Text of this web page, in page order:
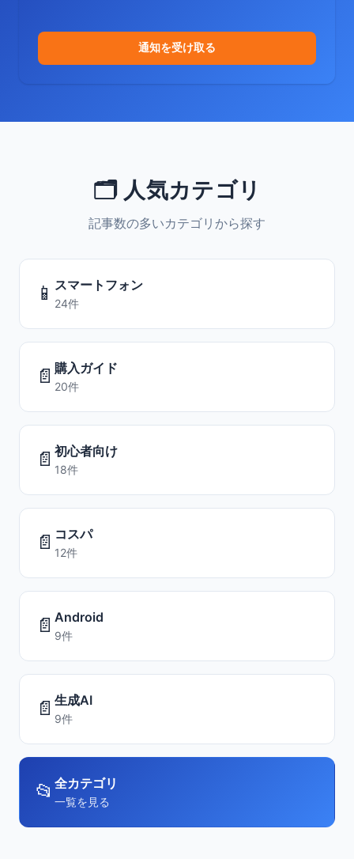
通知を受け取る
🗂️ 人気カテゴリ
記事数の多いカテゴリから探す
📱 スマートフォン
24件
📄 購入ガイド
20件
📄 初心者向け
18件
📄 コスパ
12件
📄 Android
9件
📄 生成AI
9件
📂 全カテゴリ
一覧を見る